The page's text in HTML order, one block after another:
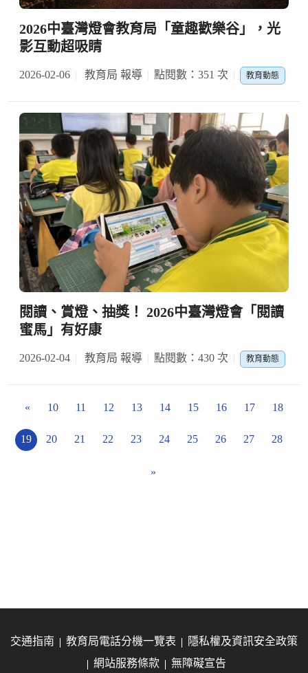
2026中臺灣燈會教育局「童趣歡樂谷」，光
影互動超吸睛
2026-02-06 教育局 報導 點閱數：351 次 教育動態
閱讀、賞燈、抽獎！ 2026中臺灣燈會「閱讀
蜜馬」有好康
2026-02-04 教育局 報導 點閱數：430 次 教育動態
« 10 11 12 13 14 15 16 17 18
19 20 21 22 23 24 25 26 27 28
»
交通指南 教育局電話分機一覽表
隱私權及資訊安全政策
網站服務條款
無障礙宣告